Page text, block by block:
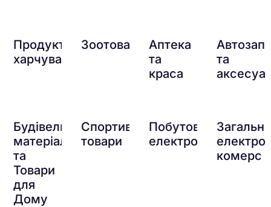
Продукти
харчування
Зоотовари
Аптека
та
краса
та
Будівельні
матеріали
та
Товари
для
Дому
Спортивні
товари
Побутова
електроніка
комерс